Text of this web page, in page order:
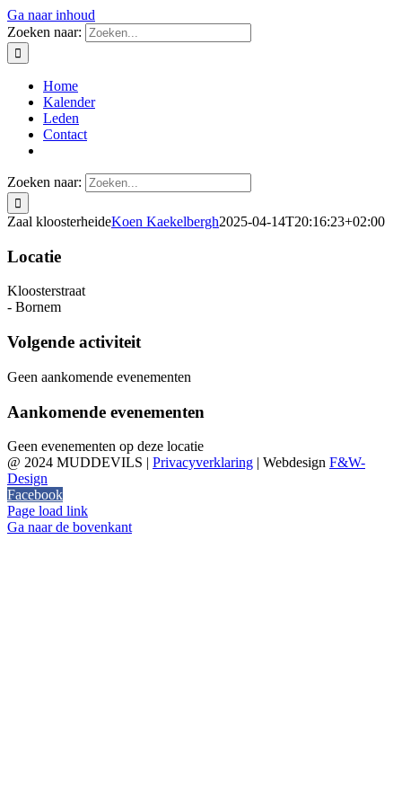
Ga naar inhoud
Zoeken naar:
Home
Kalender
Leden
Contact
Zoeken naar:
Zaal kloosterheideKoen Kaekelbergh2025-04-14T20:16:23+02:00
Locatie
Kloosterstraat
- Bornem
Volgende activiteit
Geen aankomende evenementen
Aankomende evenementen
Geen evenementen op deze locatie
@ 2024 MUDDEVILS | Privacyverklaring | Webdesign F&W-
Design
Facebook
Page load link
Ga naar de bovenkant